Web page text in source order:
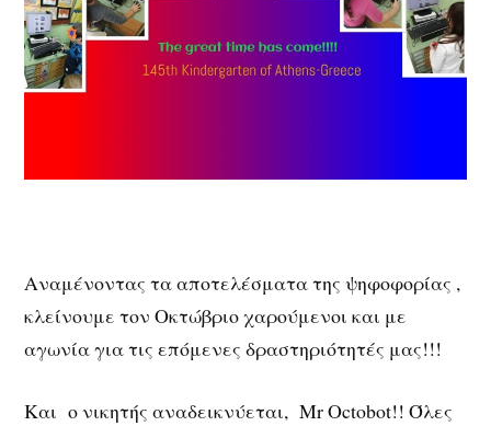
Αναμένοντας τα αποτελέσματα της ψηφοφορίας ,
κλείνουμε τον Οκτώβριο χαρούμενοι και με
αγωνία για τις επόμενες δραστηριότητές μας!!!
Και ο νικητής αναδεικνύεται, Mr Octobot!! Όλες